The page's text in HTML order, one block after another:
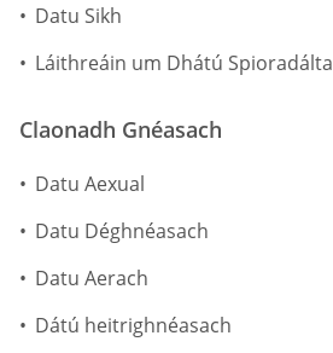
Datu Sikh
Láithreáin um Dhátú Spioradálta
Claonadh Gnéasach
Datu Aexual
Datu Déghnéasach
Datu Aerach
Dátú heitrighnéasach